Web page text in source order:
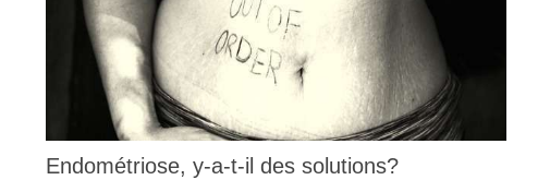
Endométriose, y-a-t-il des solutions?